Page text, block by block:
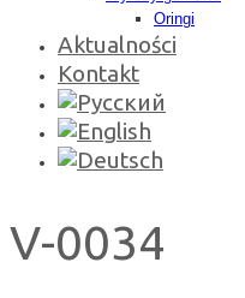
Oringi
Aktualności
Kontakt
V-0034